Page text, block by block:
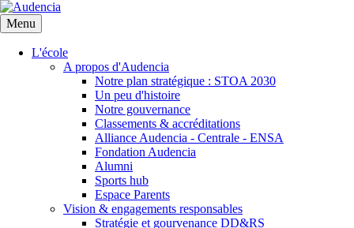
Aller
au
contenu
principal
Menu
L'école
A propos d'Audencia
Notre plan stratégique : STOA 2030
Un peu d'histoire
Notre gouvernance
Classements & accréditations
Alliance Audencia - Centrale - ENSA
Fondation Audencia
Alumni
Sports hub
Espace Parents
Vision & engagements responsables
Stratégie et gourvenance DD&RS